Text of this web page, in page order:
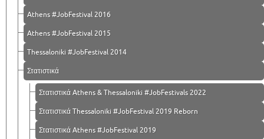
Athens #JobFestival 2016
Athens #JobFestival 2015
Thessaloniki #JobFestival 2014
Στατιστικά
Στατιστικά Athens & Thessaloniki #JobFestivals 2022
Στατιστικά Thessaloniki #JobFestival 2019 Reborn
Στατιστικά Athens #JobFestival 2019